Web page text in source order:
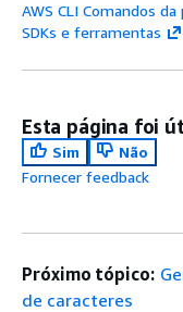
AWS CLI Comandos
SDKs e ferramentas
Esta página foi
Sim
Não
Fornecer feedback
Próximo tópico:
de caracteres